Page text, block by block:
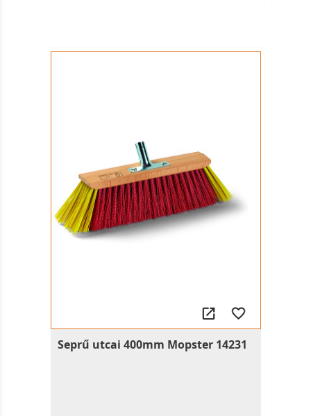
Seprű utcai 400mm Mopster 14231